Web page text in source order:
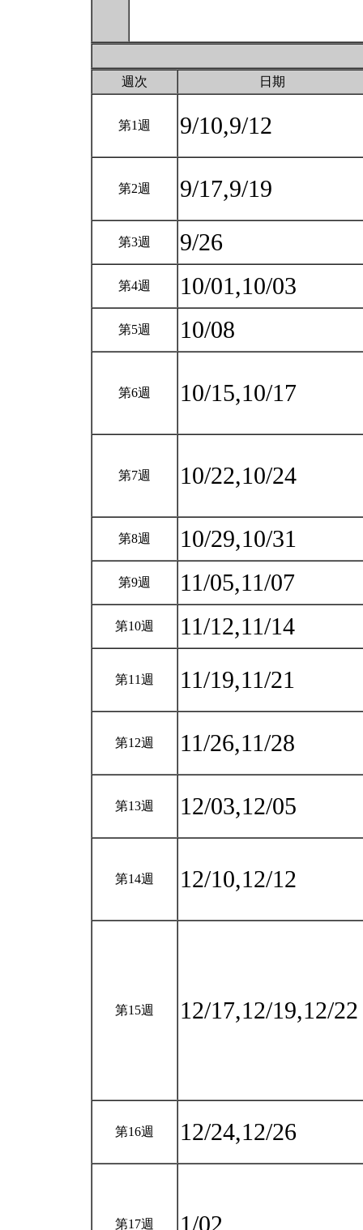
週次 日期
第1週 9/10,9/12
第2週 9/17,9/19
第3週 9/26
第4週 10/01,10/03
第5週 10/08
第6週 10/15,10/17
第7週 10/22,10/24
第8週 10/29,10/31
第9週 11/05,11/07
第10週 11/12,11/14
第11週 11/19,11/21
第12週 11/26,11/28
第13週 12/03,12/05
第14週 12/10,12/12
第15週 12/17,12/19,12/
第16週 12/24,12/26
第17週 1/02